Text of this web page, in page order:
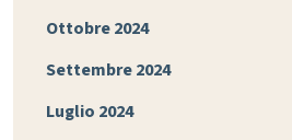
Ottobre 2024
Settembre 2024
Luglio 2024